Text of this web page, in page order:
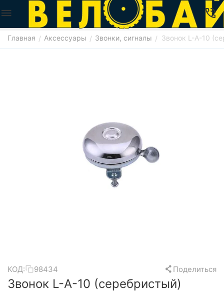
Главная / Аксессуары / Звонки, сигналы / Звонок L-A-10
КОД: 98434 Поделиться
Звонок L-A-10 (серебристый)